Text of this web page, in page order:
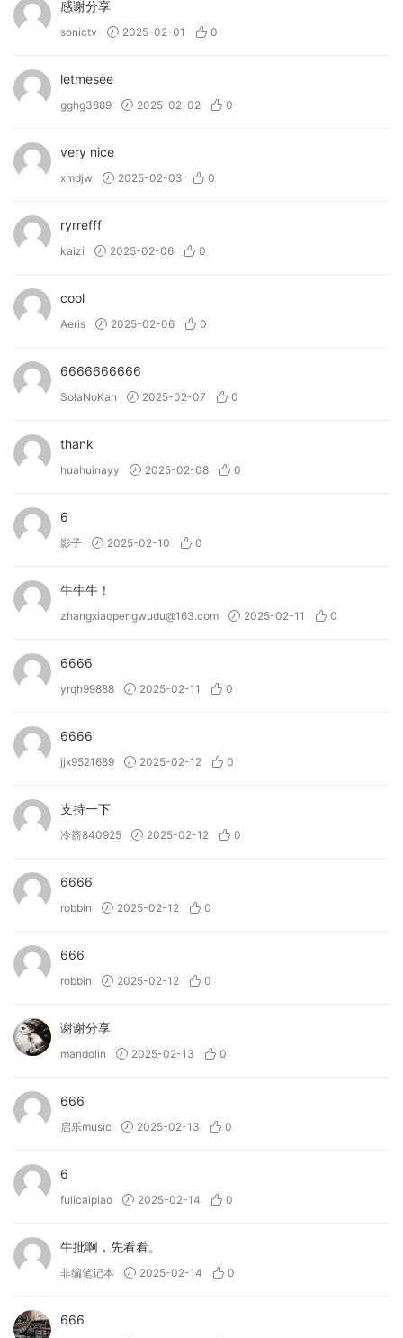
感谢分享
sonictv 2025-02-01 0
letmesee
gghg3889 2025-02-02 0
very nice
xmdjw 2025-02-03 0
ryrrefff
kaizi 2025-02-06 0
cool
Aeris 2025-02-06 0
6666666666
SolaNoKan 2025-02-07 0
thank
huahuinayy 2025-02-08 0
6
影子 2025-02-10 0
牛牛牛！
zhangxiaopengwudu@163.com 2025-02-11 0
6666
yrqh99888 2025-02-11 0
6666
jjx9521689 2025-02-12 0
支持一下
冷箭840925 2025-02-12 0
6666
robbin 2025-02-12 0
666
robbin 2025-02-12 0
谢谢分享
mandolin 2025-02-13 0
666
启乐music 2025-02-13 0
6
fulicaipiao 2025-02-14 0
牛批啊，先看看。
非编笔记本 2025-02-14 0
666